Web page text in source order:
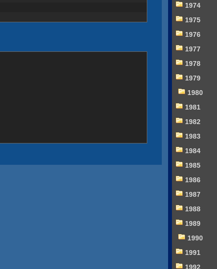
1974
1975
1976
1977
1978
1979
1980
1981
1982
1983
1984
1985
1986
1987
1988
1989
1990
1991
1992